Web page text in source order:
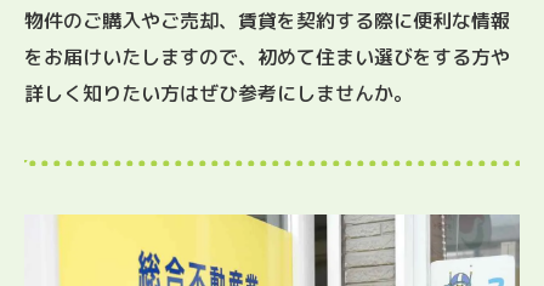
物件のご購入やご売却、賃貸を契約する際に便利な情報
をお届けいたしますので、初めて住まい選びをする方や
詳しく知りたい方はぜひ参考にしませんか。